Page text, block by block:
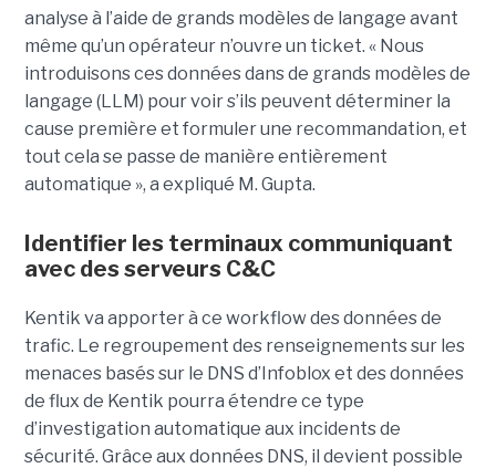
analyse à l’aide de grands modèles de langage avant
même qu’un opérateur n’ouvre un ticket. « Nous
introduisons ces données dans de grands modèles de
langage (LLM) pour voir s’ils peuvent déterminer la
cause première et formuler une recommandation, et
tout cela se passe de manière entièrement
automatique », a expliqué M. Gupta.
Identifier les terminaux communiquant
avec des serveurs C&C
Kentik va apporter à ce workflow des données de
trafic. Le regroupement des renseignements sur les
menaces basés sur le DNS d’Infoblox et des données
de flux de Kentik pourra étendre ce type
d’investigation automatique aux incidents de
sécurité. Grâce aux données DNS, il devient possible